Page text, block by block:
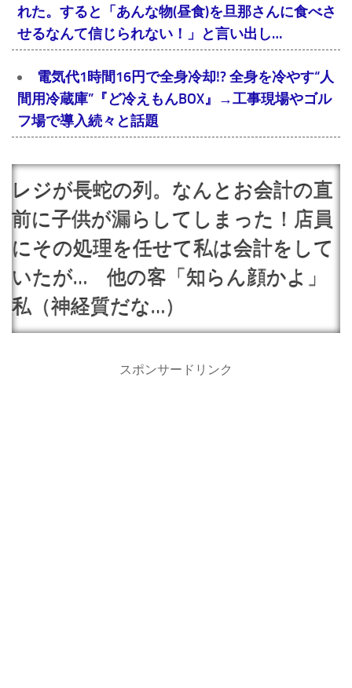
れた。すると「あんな物(昼食)を旦那さんに食べさ
せるなんて信じられない！」と言い出し…
電気代1時間16円で全身冷却!? 全身を冷やす“人
間用冷蔵庫”『ど冷えもんBOX』→工事現場やゴル
フ場で導入続々と話題
レジが長蛇の列。なんとお会計の直
前に子供が漏らしてしまった！店員
にその処理を任せて私は会計をして
いたが… 他の客「知らん顔かよ」
私（神経質だな…）
スポンサードリンク